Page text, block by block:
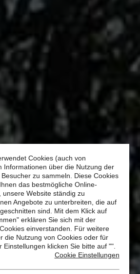
Cookies (auch von
Informationen über die Nutzung der
zu sammeln. Diese Cookies
das bestmögliche Online-
unsere Website ständig zu
Angebote zu unterbreiten, die auf
sind. Mit dem Klick auf
erklären Sie sich mit der
einverstanden. Für weitere
die Nutzung von Cookies oder für
Einstellungen klicken Sie bitte auf "
Cookie Einstellungen
".